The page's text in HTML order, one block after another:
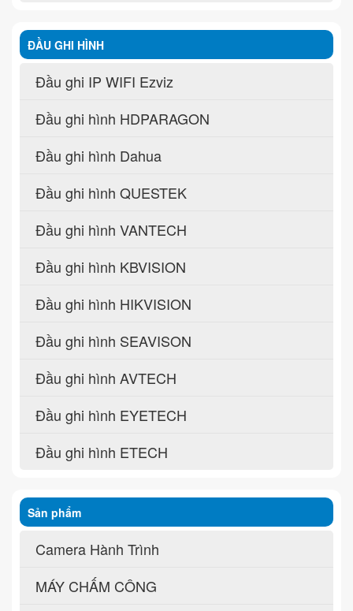
ĐẦU GHI HÌNH
Đầu ghi IP WIFI Ezviz
Đầu ghi hình HDPARAGON
Đầu ghi hình Dahua
Đầu ghi hình QUESTEK
Đầu ghi hình VANTECH
Đầu ghi hình KBVISION
Đầu ghi hình HIKVISION
Đầu ghi hình SEAVISON
Đầu ghi hình AVTECH
Đầu ghi hình EYETECH
Đầu ghi hình ETECH
Sản phẩm
Camera Hành Trình
MÁY CHẤM CÔNG